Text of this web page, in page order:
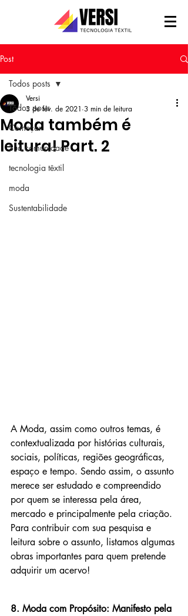
Post
Todos posts
Começar
Sua comunidade
tecnologia têxtil
moda
Sustentabilidade
Todos posts
Moda também é
leitura! Part. 2
Versi
3 de fev. de 2021 3 min de leitura
A Moda, assim como outros temas, é
contextualizada por histórias culturais,
sociais, políticas, regiões geográficas,
espaço e tempo. Sendo assim, o assunto
merece ser estudado e compreendido
por quem se interessa pela área,
mercado e principalmente pela criação.
Para contribuir com sua pesquisa e
leitura sobre o assunto, listamos algumas
obras importantes para quem pretende
adquirir um acervo!
8. Moda com Propósito: Manifesto pela